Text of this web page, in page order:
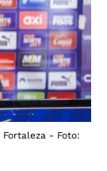
- Foto: